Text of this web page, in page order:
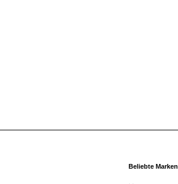
Beliebte Marken